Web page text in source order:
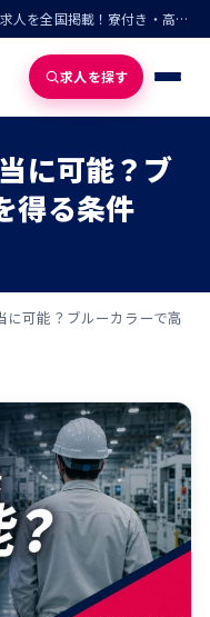
製造・倉庫・軽作業・フォークリフトなどの求人を全国掲載！寮付き・高収入・即入寮の仕事が見つかる
求人を探す
に可能？ブ
得る条件
に可能？ブルーカラーで高